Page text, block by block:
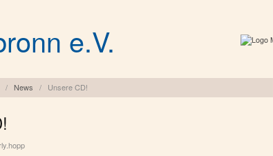
e.V.
/ News / Unsere CD!